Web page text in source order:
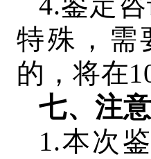
特殊，需
的，将在
七、注
1.本次